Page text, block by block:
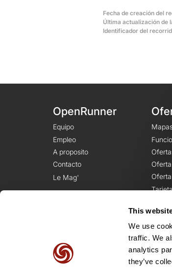
This
We use
traffic. We
analytics
they’ve
Fecha de creación del
Última actualización de
Identificador del
OpenRunner
Equipo
Empleo
A proposito
Contacto
Le Mag'